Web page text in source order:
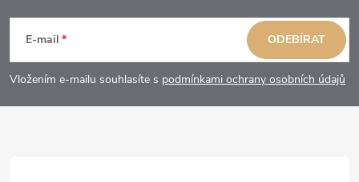
p
a
E-mail
Vložením e-mailu souhlasíte s podmínkami ochrany osobních údajů
ODEBÍRAT